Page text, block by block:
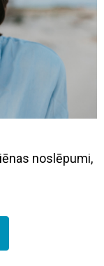
noslēpumi,